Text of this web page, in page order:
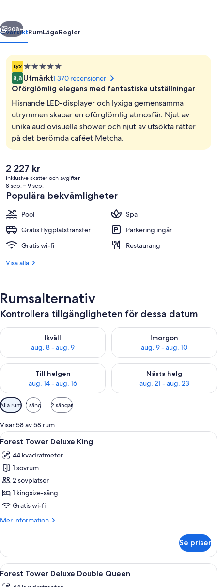
Vattenpark
Nästa
208+
ÖversiktRumLägeRegler
Lyx 5.0-
stjärnigt
boende
8,8 Utmärkt1 370 recensioner
Oförglömlig elegans med fantastiska utställningar
Hisnande LED-displayer och lyxiga gemensamma
utrymmen skapar en oförglömlig atmosfär. Njut av
unika audiovisuella shower och njut av utsökta rätter
på det berömda caféet Metcha.
Det
nuvarande
priset
är
2 227 kr
2 227 kr
inklusive skatter och avgifter
8 sep. – 9 sep.
Populära bekvämligheter
Pool
Spa
Gratis flygplatstransfer
Parkering ingår
Gratis wi-fi
Restaurang
Visa alla
Rumsalternativ
Kontrollera tillgängligheten för dessa datum
Ikväll
aug. 8 - aug. 9
Kontrollera tillgängligheten för ikväll aug. 8 - aug. 9
Imorgon
aug. 9 - aug. 10
Kontrollera tillgängligheten
Till helgen
aug. 14 - aug. 16
Kontrollera tillgängligheten för den här helgen aug. 14 - aug.
Nästa helg
aug. 21 - aug. 23
Kontrollera tillgängligheten
Tillgängliga
filter
för
rum
Alla rum 1 säng 2 sängar
Visar 58 av 58 rum
Öppna
alla
foton
för
Forest
Tower
Deluxe
Duntäcken, minibar,
5
Forest Tower Deluxe King
44 kvadratmeter
1 sovrum
2 sovplatser
1 kingsize-säng
Gratis wi-fi
Mer information
Mer
Tower
Deluxe
King
Se priser
Öppna
alla
Ett hotellrum med två sängar, ett
6
Forest Tower Deluxe Double Queen